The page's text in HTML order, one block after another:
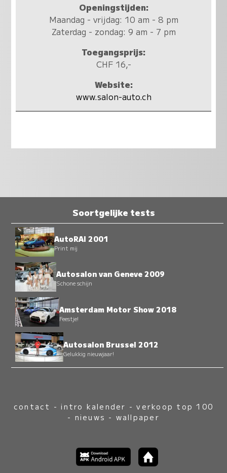
Openingstijden:
Maandag - vrijdag: 10 am - 8 pm
Zaterdag - zondag: 9 am - 7 pm
Toegangsprijs:
CHF 16,-
Website:
www.salon-auto.ch
Soortgelijke tests
AutoRAI 2001
Print mij
Autosalon van Geneve 2009
Schone schijn
Amsterdam Motor Show 2018
Feestje!
Autosalon Brussel 2012
Gelukkig nieuwjaar!
contact -intro kalender -verkoop top 100
- nieuws - wallpaper